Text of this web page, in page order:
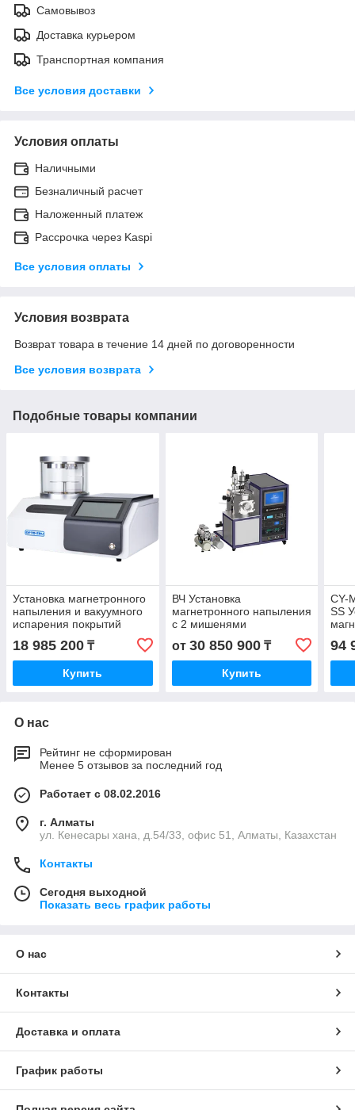
Самовывоз
Доставка курьером
Транспортная компания
Все условия доставки
Условия оплаты
Наличными
Безналичный расчет
Наложенный платеж
Рассрочка через Kaspi
Все условия оплаты
Условия возврата
Возврат товара в течение 14 дней по договоренности
Все условия возврата
Подобные товары компании
Установка магнетронного
напыления и вакуумного
испарения покрытий
18 985 200 ₸
Купить
ВЧ Установка
магнетронного напыления
с 2 мишенями
от 30 850 900₸
Купить
CY-
SS
94
О нас
Рейтинг не сформирован
Менее 5 отзывов за последний год
Работает с 08.02.2016
г. Алматы
ул. Кенесары хана, д.54/33, офис 51, Алматы, Казахстан
Контакты
Сегодня выходной
Показать весь график работы
О нас
Контакты
Доставка и оплата
График работы